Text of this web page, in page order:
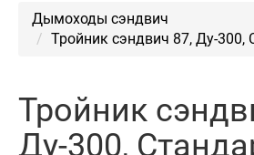
Дымоходы сэндвич
Тройник сэндвич 87, Ду-300,
Тройник
Ду-300,